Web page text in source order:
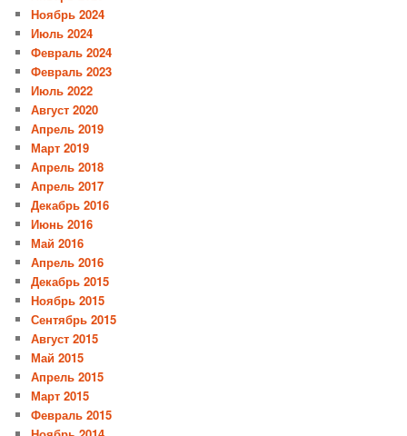
Ноябрь 2024
Июль 2024
Февраль 2024
Февраль 2023
Июль 2022
Август 2020
Апрель 2019
Март 2019
Апрель 2018
Апрель 2017
Декабрь 2016
Июнь 2016
Май 2016
Апрель 2016
Декабрь 2015
Ноябрь 2015
Сентябрь 2015
Август 2015
Май 2015
Апрель 2015
Март 2015
Февраль 2015